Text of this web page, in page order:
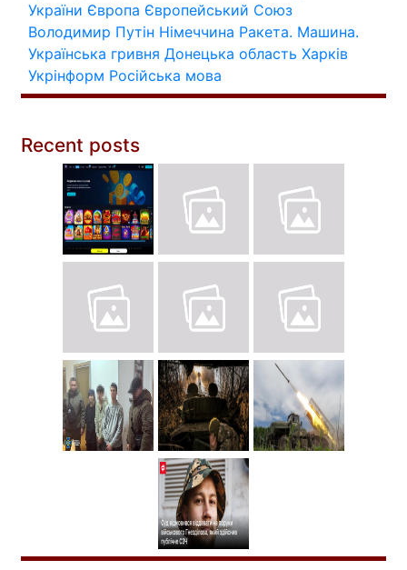
України Європа Європейський Союз
Володимир Путін Німеччина Ракета. Машина.
Українська гривня Донецька область Харків
Укрінформ Російська мова
Recent posts